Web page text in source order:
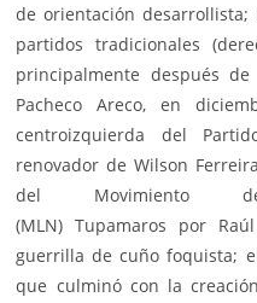
de orientación
partidos tradicionales
principalmente después
Pacheco Areco, en
centroizquierda del
renovador de Wilson
del Movimiento
(MLN) Tupamaros por
guerrilla de cuño foquista;
que culminó con la